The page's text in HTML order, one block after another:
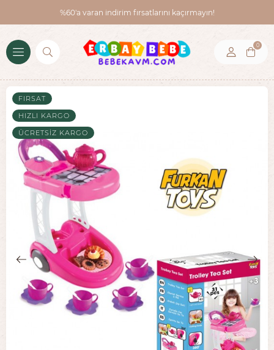
%60'a varan indirim fırsatlarını kaçırmayın!
0
FIRSAT
HIZLI KARGO
ÜCRETSIZ KARGO